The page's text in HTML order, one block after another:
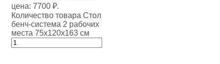
цена: 7700 ₽.
Количество товара Стол
бенч-система 2 рабочих
места 75х120х163 см